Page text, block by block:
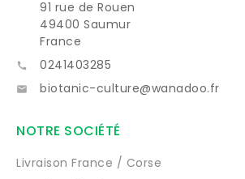
91 rue de Rouen
49400 Saumur
France
 0241403285
 biotanic-culture@wanadoo.fr
NOTRE SOCIÉTÉ
Livraison France / Corse